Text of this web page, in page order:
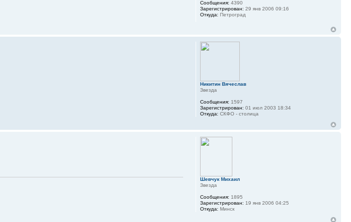
Сообщения: 4390
Зарегистрирован: 29 янв 2006 09:16
Откуда: Петроград
Никитин Вячеслав
Звезда
Сообщения: 1597
Зарегистрирован: 01 июл 2003 18:34
Откуда: СКФО - столица
Шевчук Михаил
Звезда
Сообщения: 1895
Зарегистрирован: 19 янв 2006 04:25
Откуда: Минск